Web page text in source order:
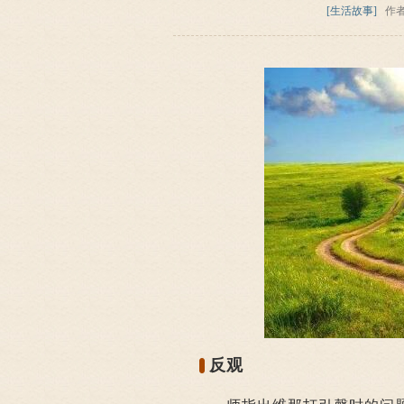
[生活故事] 作
反观